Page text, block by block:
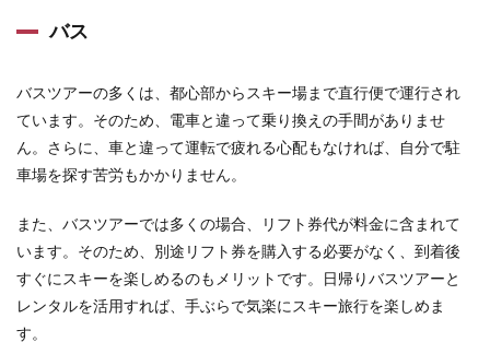
でも規
多彩な
コース
が魅力
5.2.2
苗場ス
――豊
ースと
雪質の
良い伝
統ある
バス
バスツアーの多くは、都心部からスキー場まで直行便で運行され
ています。そのため、電車と違って乗り換えの手間がありませ
ん。さらに、車と違って運転で疲れる心配もなければ、自分で駐
車場を探す苦労もかかりません。
また、バスツアーでは多くの場合、リフト券代が料金に含まれて
います。そのため、別途リフト券を購入する必要がなく、到着後
すぐにスキーを楽しめるのもメリットです。日帰りバスツアーと
レンタルを活用すれば、手ぶらで気楽にスキー旅行を楽しめま
す。